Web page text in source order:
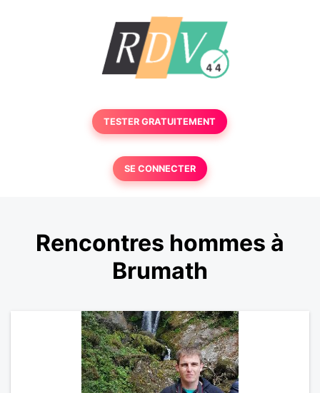
TESTER GRATUITEMENT
SE CONNECTER
Rencontres hommes à
Brumath